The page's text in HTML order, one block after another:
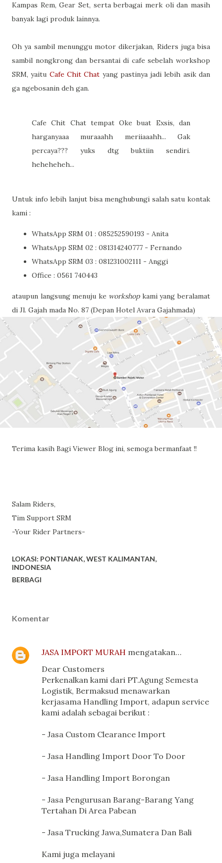
Kampas Rem, Gear Set, serta berbagai merk oli dan masih
banyak lagi produk lainnya.
Oh ya sambil menunggu motor dikerjakan, Riders juga bisa
sambil nongkrong dan bersantai di cafe sebelah workshop
SRM, yaitu Cafe Chit Chat yang pastinya jadi lebih asik dan
ga ngebosanin deh gan.
Cafe Chit Chat tempat Oke buat Exsis, dan
harganyaaa muraaahh meriiaaahh... Gak
percaya??? yuks dtg buktiin sendiri.
heheheheh...
Untuk info lebih lanjut bisa menghubungi salah satu kontak
kami :
WhatsApp SRM 01 : 085252590193 - Anita
WhatsApp SRM 02 : 081314240777 - Fernando
WhatsApp SRM 03 : 081231002111 - Anggi
Office : 0561 740443
ataupun langsung menuju ke workshopkami yang beralamat
di Jl. Gajah mada No. 87 (Depan Hotel Avara Gajahmada)
Terima kasih Bagi Viewer Blog ini, semoga bermanfaat !!
Salam Riders,
Tim Support SRM
-Your Rider Partners-
LOKASI: PONTIANAK, WEST KALIMANTAN,
INDONESIA
BERBAGI
Komentar
JASA IMPORT MURAH mengatakan…
Dear Customers
Perkenalkan kami dari PT.Agung Semesta
Logistik, Bermaksud menawarkan
kerjasama Handling Import, adapun service
kami adalah sebagai berikut :
- Jasa Custom Clearance Import
- Jasa Handling Import Door To Door
- Jasa Handling Import Borongan
- Jasa Pengurusan Barang-Barang Yang
Tertahan Di Area Pabean
- Jasa Trucking Jawa,Sumatera Dan Bali
Kami juga melayani